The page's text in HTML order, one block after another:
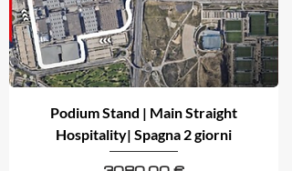
Podium Stand | Main Straight
Hospitality| Spagna 2 giorni